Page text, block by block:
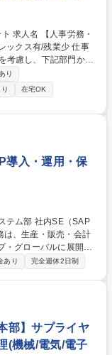
・
ス有/残業少 仕事
考慮し、下記部門から
きる環境が整ってお
用して働きやすい環境
払、社会保険手続き、
活動やサービス品質
によりサービス内容の
事労
レックス有/残業少
り
在宅OK
導入・運用・保
・グローバルに展開す
ご担当いただきます。
あり 完全週休2日制
部】サプライヤ
(機械/電気/電子